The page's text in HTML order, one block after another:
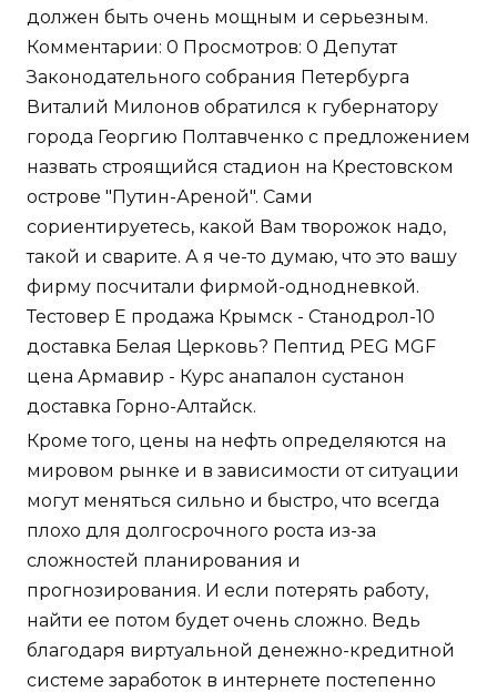
должен быть очень мощным и серьезным.
Комментарии: 0 Просмотров: 0 Депутат
Законодательного собрания Петербурга
Виталий Милонов обратился к губернатору
города Георгию Полтавченко с предложением
назвать строящийся стадион на Крестовском
острове "Путин-Ареной". Сами
сориентируетесь, какой Вам творожок надо,
такой и сварите. А я че-то думаю, что это вашу
фирму посчитали фирмой-однодневкой.
Тестовер Е продажа Крымск - Станодрол-10
доставка Белая Церковь? Пептид PEG MGF
цена Армавир - Курс анапалон сустанон
доставка Горно-Алтайск.
Кроме того, цены на нефть определяются на
мировом рынке и в зависимости от ситуации
могут меняться сильно и быстро, что всегда
плохо для долгосрочного роста из-за
сложностей планирования и
прогнозирования. И если потерять работу,
найти ее потом будет очень сложно. Ведь
благодаря виртуальной денежно-кредитной
системе заработок в интернете постепенно